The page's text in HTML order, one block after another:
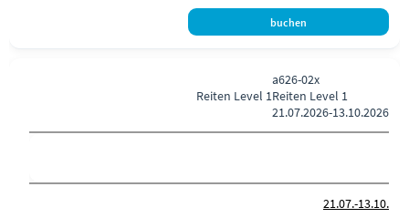
Reiten Level 1
a626-02x
Reiten Level 1
21.07.2026-13.10.2026
21.07.-13.10.